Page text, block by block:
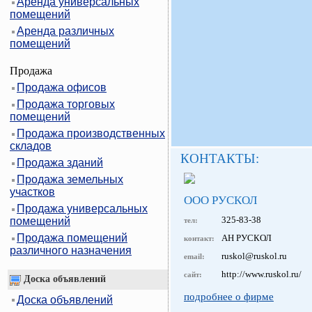
помещений
Аренда различных
помещений
Продажа
Продажа офисов
Продажа торговых
помещений
Продажа производственных
складов
Продажа зданий
Продажа земельных
участков
Продажа универсальных
помещений
Продажа помещений
различного назначения
Доска объявлений
Доска объявлений
КОНТАКТЫ:
ООО РУСКОЛ
тел: 325-83-38
контакт: АН РУСКОЛ
email: ruskol@ruskol.ru
сайт: http://www.ruskol.ru/
подробнее о фирме